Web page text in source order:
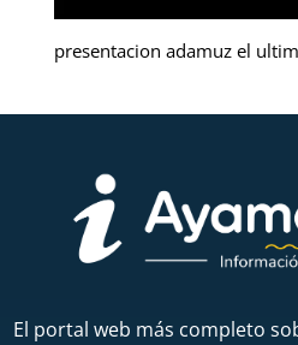
presentacion adamuz el
El portal web más completo